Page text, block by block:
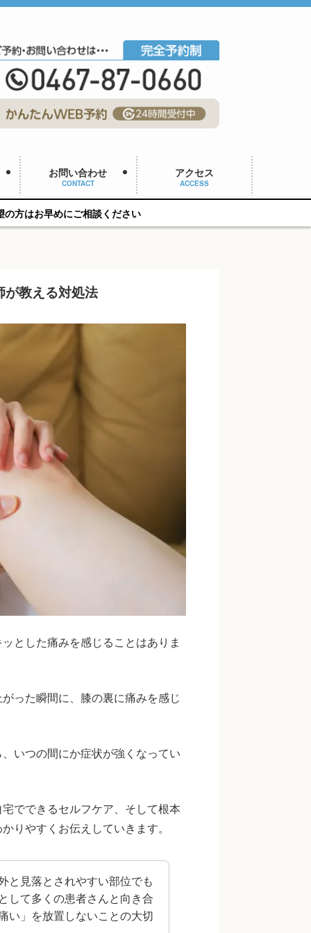
お問い合わせ
CONTACT
アクセス
ACCESS
談ください
教える対処法
とした痛みを感じることはありま
った瞬間に、膝の裏に痛みを感じ
いつの間にか症状が強くなってい
でできるセルフケア、そして根本
りやすくお伝えしていきます。
と見落とされやすい部位でも
して多くの患者さんと向き合
い」を放置しないことの大切